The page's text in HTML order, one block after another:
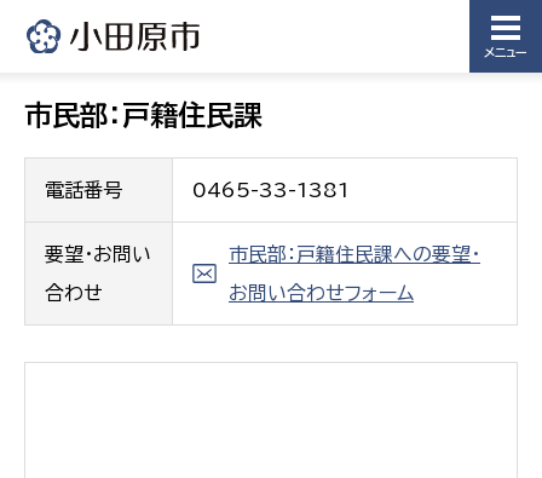
メニュー
市民部：戸籍住民課
電話番号 0465-33-1381
要望・お問い
合わせ
市民部：戸籍住民課への要望・
お問い合わせフォーム